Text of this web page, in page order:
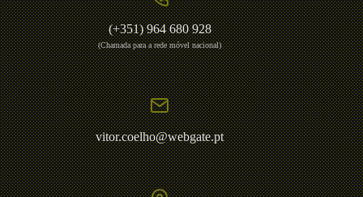
(+351) 964 680 928
(Chamada para a rede móvel nacional)
vitor.coelho@webgate.pt